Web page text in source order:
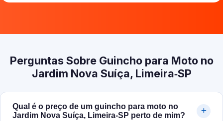
Perguntas Sobre Guincho para Moto no
Jardim Nova Suíça, Limeira‑SP
Qual é o preço de um guincho para moto no
Jardim Nova Suíça, Limeira‑SP perto de mim?